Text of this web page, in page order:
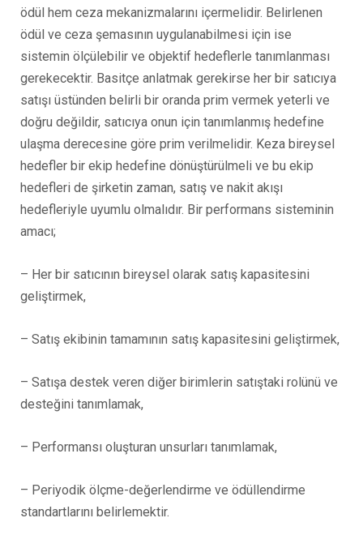
ödül hem ceza mekanizmalarını içermelidir. Belirlenen
ödül ve ceza şemasının uygulanabilmesi için ise
sistemin ölçülebilir ve objektif hedeflerle tanımlanması
gerekecektir. Basitçe anlatmak gerekirse her bir satıcıya
satışı üstünden belirli bir oranda prim vermek yeterli ve
doğru değildir, satıcıya onun için tanımlanmış hedefine
ulaşma derecesine göre prim verilmelidir. Keza bireysel
hedefler bir ekip hedefine dönüştürülmeli ve bu ekip
hedefleri de şirketin zaman, satış ve nakit akışı
hedefleriyle uyumlu olmalıdır. Bir performans sisteminin
amacı;
– Her bir satıcının bireysel olarak satış kapasitesini
geliştirmek,
– Satış ekibinin tamamının satış kapasitesini geliştirmek,
– Satışa destek veren diğer birimlerin satıştaki rolünü ve
desteğini tanımlamak,
– Performansı oluşturan unsurları tanımlamak,
– Periyodik ölçme-değerlendirme ve ödüllendirme
standartlarını belirlemektir.